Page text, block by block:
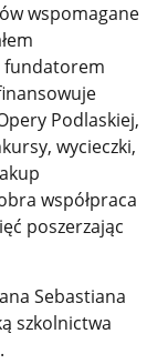
wspomagane
fundatorem
Podlaskiej,
wycieczki,
współpraca
poszerzając
Sebastiana
szkolnictwa